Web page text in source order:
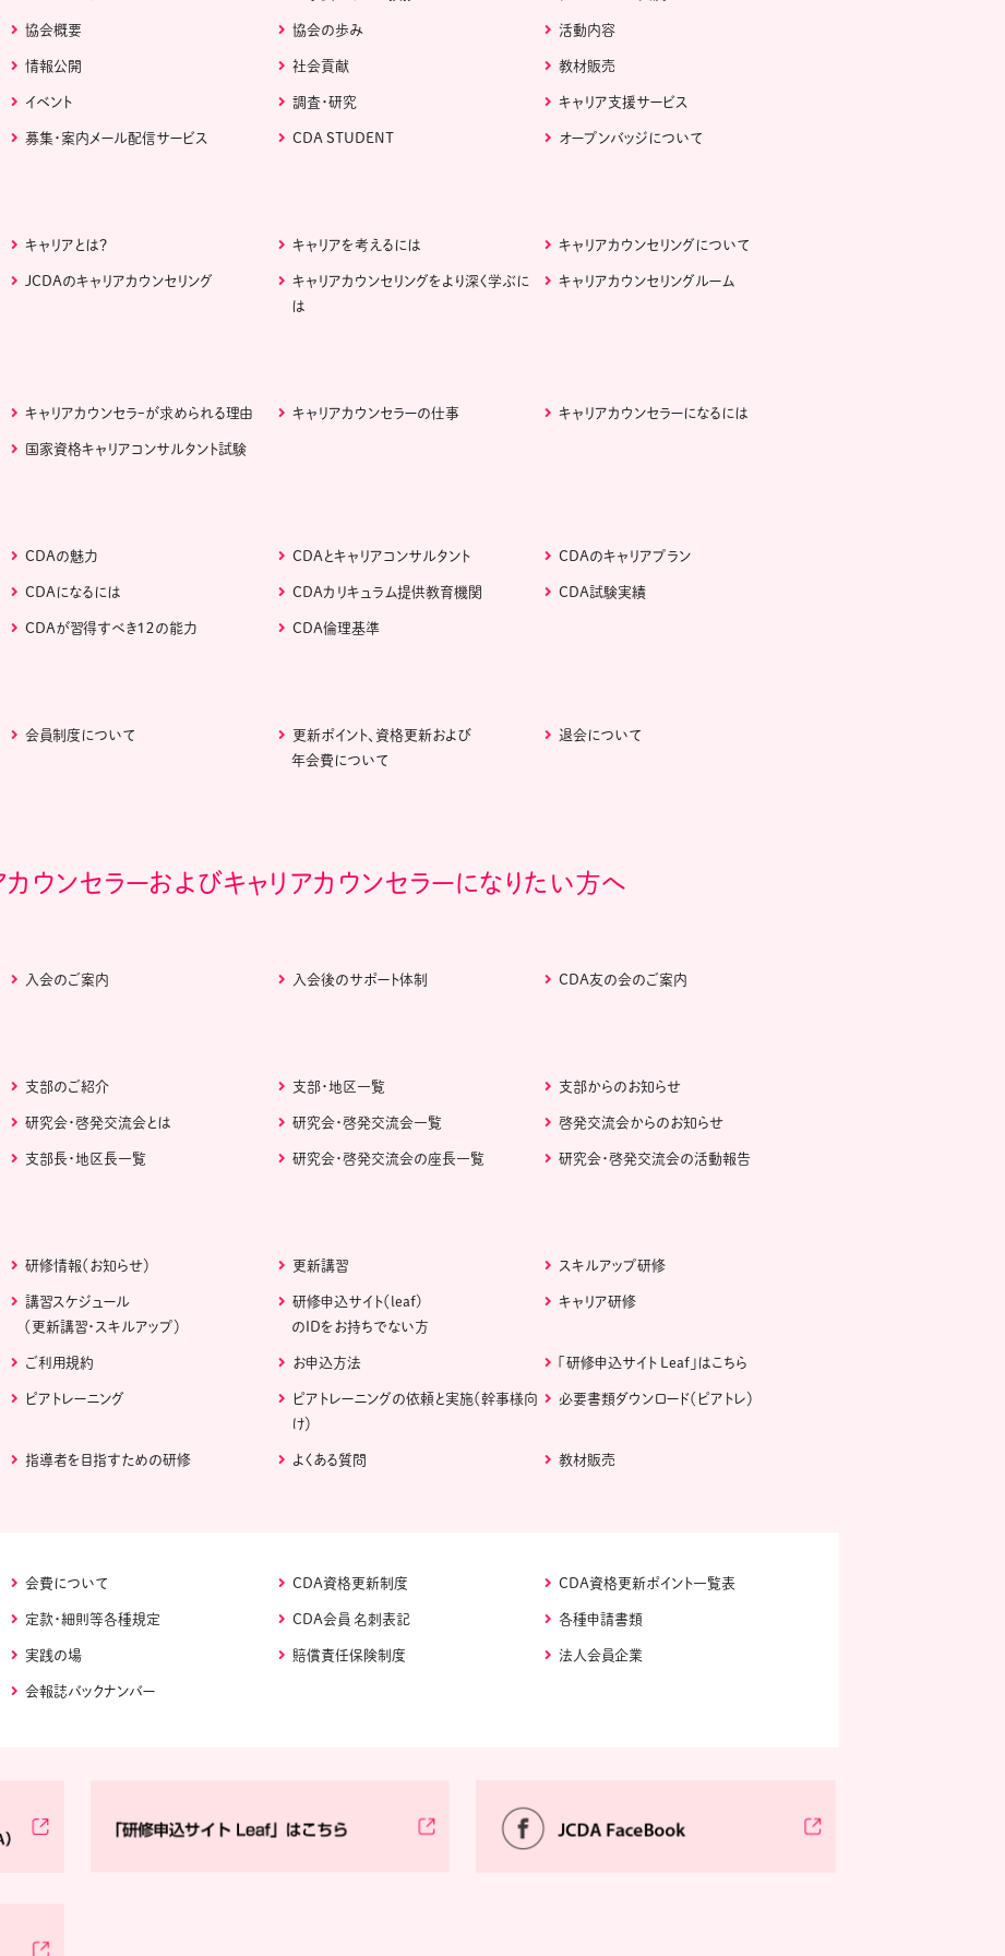
協会概要 協会の歩み 活動内容
情報公開 社会貢献 教材販売
イベント 調査・研究 キャリア支援サービス
募集・案内メール配信サービス CDA STUDENT オープンバッジについて
キャリアとは？ キャリアを考えるには キャリアカウンセリングについて
JCDAのキャリアカウンセリング
キャリアカウンセリングをより深く学ぶに
は
キャリアカウンセリングルーム
キャリアカウンセラｰが求められる理由 キャリアカウンセラーの仕事 キャリアカウンセラーになるには
国家資格キャリアコンサルタント試験
CDAの魅力 CDAとキャリアコンサルタント CDAのキャリアプラン
CDAになるには CDAカリキュラム提供教育機関 CDA試験実績
CDAが習得すべき１２の能力 CDA倫理基準
会員制度について
更新ポイント、資格更新および
年会費について
退会について
カウンセラーおよびキャリアカウンセラーになりたい方へ
入会のご案内 入会後のサポート体制 CDA友の会のご案内
支部のご紹介 支部・地区一覧 支部からのお知らせ
研究会・啓発交流会とは 研究会・啓発交流会一覧 啓発交流会からのお知らせ
支部長・地区長一覧 研究会・啓発交流会の座長一覧 研究会・啓発交流会の活動報告
研修情報（お知らせ） 更新講習 スキルアップ研修
講習スケジュール
（更新講習・スキルアップ）
研修申込サイト（leaf)
のIDをお持ちでない方
キャリア研修
ご利用規約 お申込方法 「研修申込サイト Leaf」はこちら
ピアトレーニング
ピアトレーニングの依頼と実施（幹事様向
け）
必要書類ダウンロード（ピアトレ）
指導者を目指すための研修 よくある質問 教材販売
会費について CDA資格更新制度 CDA資格更新ポイント一覧表
定款・細則等各種規定 CDA会員 名刺表記 各種申請書類
実践の場 賠償責任保険制度 法人会員企業
会報誌バックナンバー